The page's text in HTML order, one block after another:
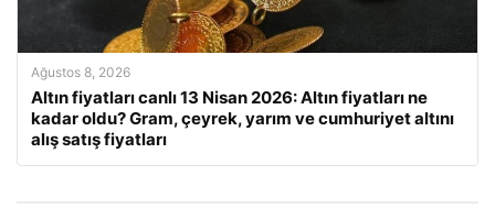
Ağustos 8, 2026
Altın fiyatları canlı 13 Nisan 2026: Altın fiyatları ne
kadar oldu? Gram, çeyrek, yarım ve cumhuriyet altını
alış satış fiyatları